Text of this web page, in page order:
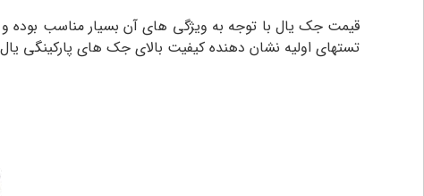
قیمت جک یال با توجه به ویژگی های آن بسیار مناسب بوده
تستهای اولیه نشان دهنده کیفیت بالای جک های پارکینگی